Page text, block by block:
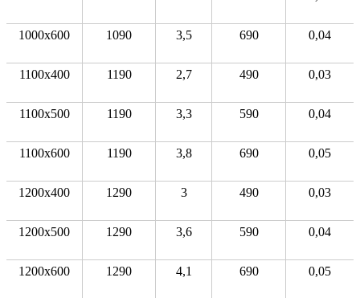
1000x600 1090 3,5 690 0,04
1100x400 1190 2,7 490 0,03
1100x500 1190 3,3 590 0,04
1100x600 1190 3,8 690 0,05
1200x400 1290 3 490 0,03
1200x500 1290 3,6 590 0,04
1200x600 1290 4,1 690 0,05